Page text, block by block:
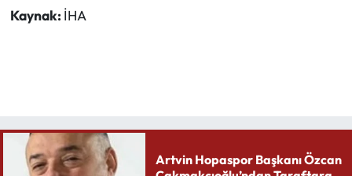
Kaynak: İHA
Artvin Hopaspor Başkanı Özcan